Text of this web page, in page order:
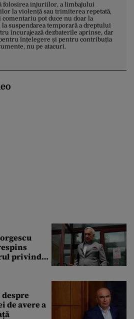
folosirea injuriilor, a limbajului
la violență sau trimiterea repetată,
comentariu pot duce nu doar la
suspendarea temporară a dreptului
încurajează dezbaterile aprinse, dar
înțelegere și pentru contribuția
nu pe atacuri.
privind
de avere a